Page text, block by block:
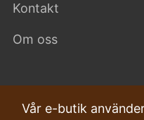
Kontakt
Om oss
VANLIGA FRÅGOR
Vår e-butik